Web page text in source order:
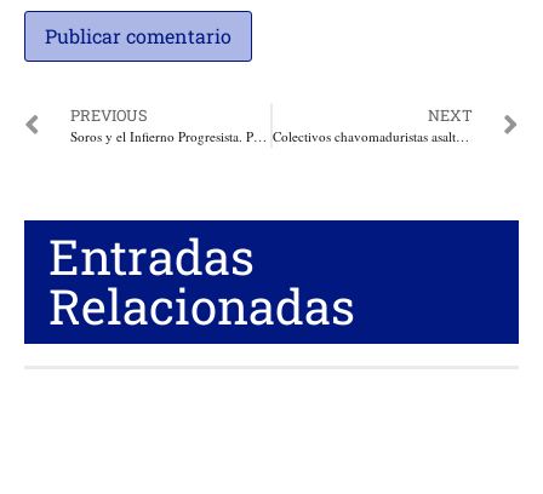
PREVIOUS
Soros y el Infierno Progresista. Por: María Fernanda Cabal*
NEXT
Colectivos chavomaduristas asaltan Hospital Vargas para impedir sesión de la Asamblea. Maduro gobierna en la ilegalidad
Entradas
Relacionadas